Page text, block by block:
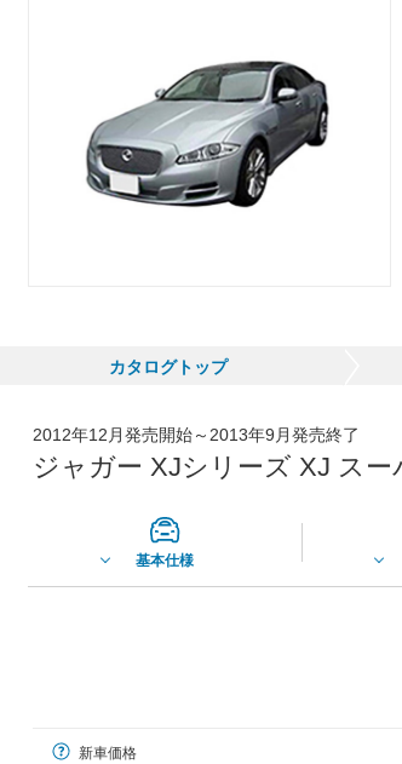
カタログトップ
2012年12月発売開始～2013年9月発売終了
ジャガー XJシリーズ XJ ス
基本仕様
新車価格